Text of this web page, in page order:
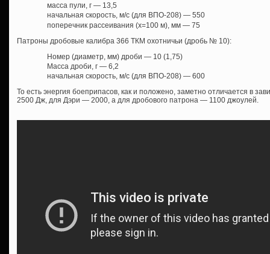
масса пули, г — 13,5
начальная скорость, м/с (для ВПО-208) — 550
поперечник рассеивания (х=100 м), мм — 75
Патроны дробовые калибра 366 ТКМ охотничьи (дробь № 10):
Номер (диаметр, мм) дроби — 10 (1,75)
Масса дроби, г — 6,2
начальная скорость, м/с (для ВПО-208) — 600
То есть энергия боеприпасов, как и положено, заметно отличается в
2500 Дж, для Дэри — 2000, а для дробового патрона — 1100 джоулей.